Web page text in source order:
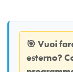
🎯 Vuoi
esterno?